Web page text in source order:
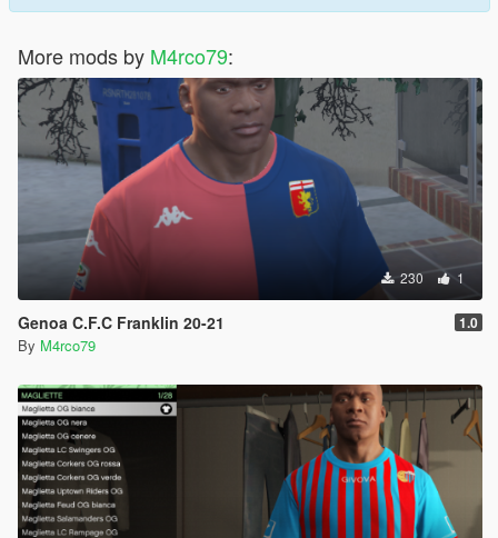
More mods by M4rco79:
230 1
Genoa C.F.C Franklin 20-21 1.0
By M4rco79